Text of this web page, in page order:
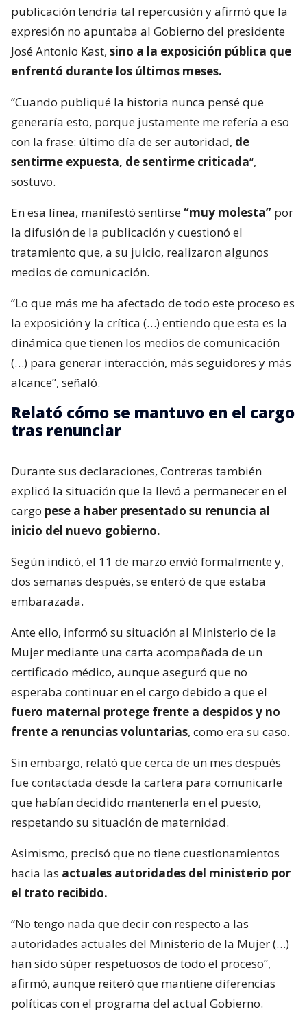
publicación tendría tal repercusión y afirmó que la
expresión no apuntaba al Gobierno del presidente
José Antonio Kast, sino a la exposición pública que
enfrentó durante los últimos meses.
“Cuando publiqué la historia nunca pensé que
generaría esto, porque justamente me refería a eso
con la frase: último día de ser autoridad, de
sentirme expuesta, de sentirme criticada“,
sostuvo.
En esa línea, manifestó sentirse“muy molesta” por
la difusión de la publicación y cuestionó el
tratamiento que, a su juicio, realizaron algunos
medios de comunicación.
“Lo que más me ha afectado de todo este proceso es
la exposición y la crítica (…) entiendo que esta es la
dinámica que tienen los medios de comunicación
(…) para generar interacción, más seguidores y más
alcance”, señaló.
Relató cómo se mantuvo en el cargo
tras renunciar
Durante sus declaraciones, Contreras también
explicó la situación que la llevó a permanecer en el
cargo pese a haber presentado su renuncia al
inicio del nuevo gobierno.
Según indicó, el 11 de marzo envió formalmente y,
dos semanas después, se enteró de que estaba
embarazada.
Ante ello, informó su situación al Ministerio de la
Mujer mediante una carta acompañada de un
certificado médico, aunque aseguró que no
esperaba continuar en el cargo debido a que el
fuero maternal protege frente a despidos y no
frente a renuncias voluntarias, como era su caso.
Sin embargo, relató que cerca de un mes después
fue contactada desde la cartera para comunicarle
que habían decidido mantenerla en el puesto,
respetando su situación de maternidad.
Asimismo, precisó que no tiene cuestionamientos
hacia las actuales autoridades del ministerio por
el trato recibido.
“No tengo nada que decir con respecto a las
autoridades actuales del Ministerio de la Mujer (…)
han sido súper respetuosos de todo el proceso”,
afirmó, aunque reiteró que mantiene diferencias
políticas con el programa del actual Gobierno.